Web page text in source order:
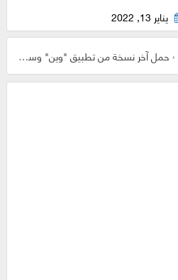
يناير 13, 2022
›حمل آخر نسخة من تطبيق "وين" وسجل على دفعة "المازوت الثانية" ..